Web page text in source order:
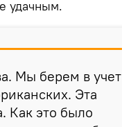
удачным.
Мы берем в учет
Эта
Как это было